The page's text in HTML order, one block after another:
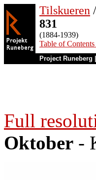
Tilskueren /
831
(1884-1939)
Table of
Project Runeberg
Full
Oktober -